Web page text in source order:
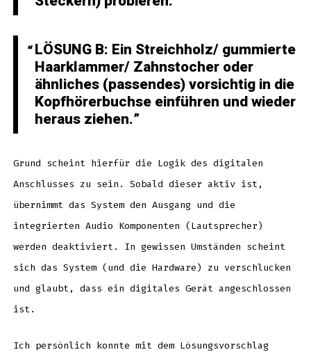
LÖSUNG B: Ein Streichholz/ gummierte
Haarklammer/Zahnstocheroder
ähnliches (passendes) vorsichtig in die
Kopfhörerbuchse einführen und wieder
heraus ziehen.
Grund scheint hierfür die Logik des digitalen
Anschlusses zu sein. Sobald dieser aktiv ist,
übernimmt das System den Ausgang und die
integrierten Audio Komponenten (Lautsprecher)
werden deaktiviert. In gewissen Umständen scheint
sich das System (und die Hardware) zu verschlucken
und glaubt, dass ein digitales Gerät angeschlossen
ist.
Ich persönlich konnte mit dem Lösungsvorschlag